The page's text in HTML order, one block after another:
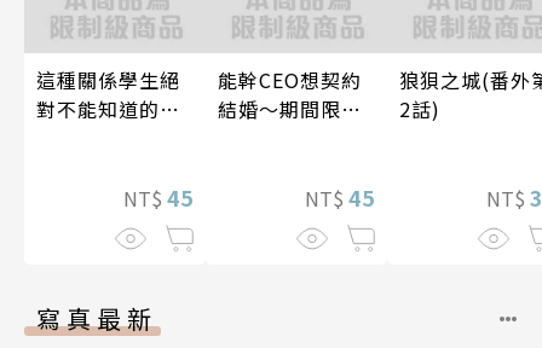
這種關係學生絕
對不能知道的
兩人是甜蜜的現
在進行式～ 04
NT$ 45
能幹CEO想契約
結婚～期間限定
NT$ 45
狼狽之城(番外
2話)
NT$
寫真最新